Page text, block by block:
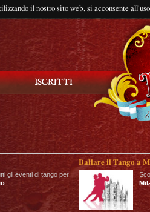
il nostro sito web, si acconsente
gli eventi di tango per
Ballare il Tango a